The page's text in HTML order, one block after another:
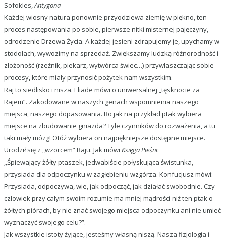
Sofokles,Antygona
Każdej wiosny natura ponownie przyodziewa ziemię w piękno, ten
proces następowania po sobie, pierwsze nitki misternej pajęczyny,
odrodzenie Drzewa Życia. A każdej jesieni zdrapujemy je, upychamy w
stodołach, wywozimy na sprzedaż. Zwiększamy ludzką różnorodność i
złożoność (rzeźnik, piekarz, wytwórca świec…) przywłaszczając sobie
procesy, które miały przynosić pożytek nam wszystkim.
Raj to siedlisko i nisza. Eliade mówi o uniwersalnej „tęsknocie za
Rajem”. Zakodowane w naszych genach wspomnienia naszego
miejsca, naszego dopasowania. Bo jak na przykład ptak wybiera
miejsce na zbudowanie gniazda? Tyle czynników do rozważenia, a tu
taki mały mózg! Otóż wybiera on najpiękniejsze dostępne miejsce.
Urodził się z „wzorcem” Raju. Jak mówi Księga Pieśni:
„Śpiewający żółty ptaszek, jedwabiście połyskująca świstunka,
przysiada dla odpoczynku w zagłębieniu wzgórza. Konfucjusz mówi:
Przysiada, odpoczywa, wie, jak odpocząć, jak działać swobodnie. Czy
człowiek przy całym swoim rozumie ma mniej mądrości niż ten ptak o
żółtych piórach, by nie znać swojego miejsca odpoczynku ani nie umieć
wyznaczyć swojego celu?”.
Jak wszystkie istoty żyjące, jesteśmy własną niszą. Nasza fizjologia i